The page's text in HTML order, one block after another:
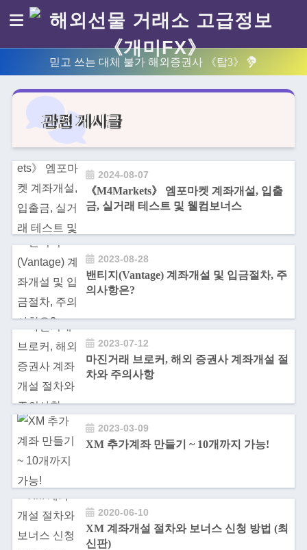
믿고 쓰는 대체 불가 해외증권사 《탑3》
관련 게시글
2024-08-07
《M4Markets》 엠포마켓 계좌개설, 입출
금, 실거래 테스트 및 웰컴보너스
2023-08-28
밴티지(Vantage) 계좌개설 및 입금절차, 주
의사항은?
2023-07-12
마진거래 브로커, 해외 증권사 계좌개설 절
차와 주의사항
2023-03-09
XM 추가계좌 만들기 ~ 10개까지 가능!
2020-06-10
XM 계좌개설 절차와 보너스 신청 방법 (최
신판)